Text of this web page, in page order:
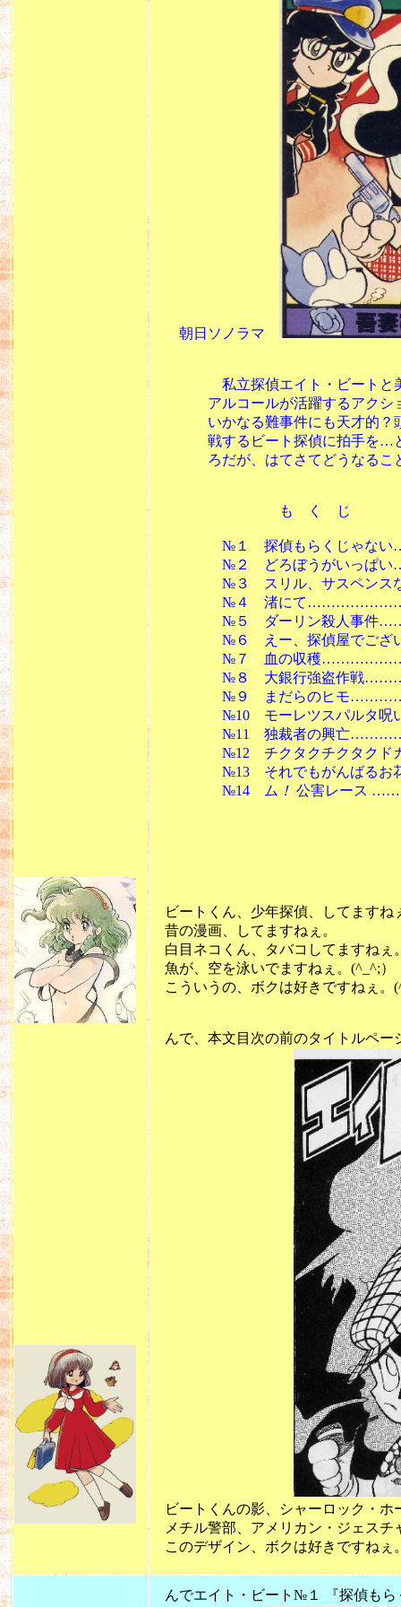
朝日ソノラマ
私立探偵エイト・ビートと美
アルコールが活躍するアクショ
いかなる難事件にも天才的？頭
戦するビート探偵に拍手を…と
ろだが、はてさてどうなるこ
も く じ
№１ 探偵もらくじゃな
№２ どろぼうがいっぱ
№３ スリル、サスペンスな
№４ 渚にて
№５ ダーリン殺人事件
№６ えー、探偵屋でご
№７ 血の収穫
№８ 大銀行強盗作戦
№９ まだらのヒモ
№10 モーレツスパルタ呪い
№11 独裁者の興亡
№12 チクタクチクタクド
№13 それでもがんばるお花
№14 ム ！ 公害レース
ビートくん、少年探偵、してますね
昔の漫画、してますねぇ。
白目ネコくん、タバコしてますねぇ
魚が、空を泳いでますねぇ。(^_^;）
こういうの、ボクは好きですねぇ。
んで、本文目次の前のタイトルペー
ビートくんの影、シャーロック・ホ
メチル警部、アメリカン・ジェスチ
このデザイン、ボクは好きですねぇ
んでエイト・ビート№１ 『探偵もら